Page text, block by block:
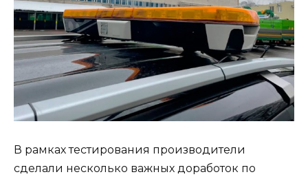
В рамках тестирования производители
сделали несколько важных доработок по